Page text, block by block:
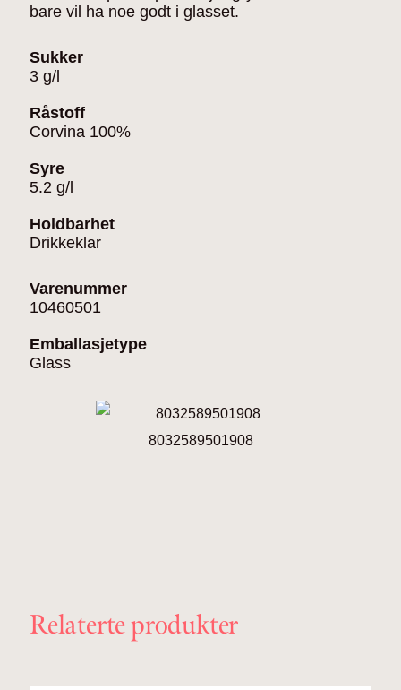
bare vil ha noe godt i glasset.
Sukker
3 g/l
Råstoff
Corvina 100%
Syre
5.2 g/l
Holdbarhet
Drikkeklar
Varenummer
10460501
Emballasjetype
Glass
8032589501908
Relaterte produkter